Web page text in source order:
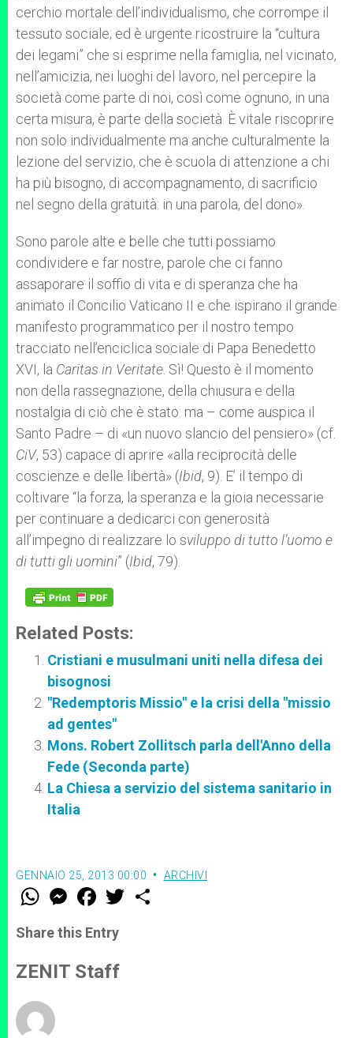
cerchio mortale dell’individualismo, che corrompe il
tessuto sociale; ed è urgente ricostruire la “cultura
dei legami” che si esprime nella famiglia, nel vicinato,
nell’amicizia, nei luoghi del lavoro, nel percepire la
società come parte di noi, così come ognuno, in una
certa misura, è parte della società. È vitale riscoprire
non solo individualmente ma anche culturalmente la
lezione del servizio, che è scuola di attenzione a chi
ha più bisogno, di accompagnamento, di sacrificio
nel segno della gratuità: in una parola, del dono».
Sono parole alte e belle che tutti possiamo
condividere e far nostre, parole che ci fanno
assaporare il soffio di vita e di speranza che ha
animato il Concilio Vaticano II e che ispirano il grande
manifesto programmatico per il nostro tempo
tracciato nell’enciclica sociale di Papa Benedetto
XVI, la Caritas in Veritate . Sì! Questo è il momento
non della rassegnazione, della chiusura e della
nostalgia di ciò che è stato: ma – come auspica il
Santo Padre – di «un nuovo slancio del pensiero» (cf.
CiV, 53) capace di aprire «alla reciprocità delle
coscienze e delle libertà» (Ibid, 9). E’ il tempo di
coltivare “la forza, la speranza e la gioia necessarie
per continuare a dedicarci con generosità
all’impegno di realizzare lo sviluppo di tutto l’uomo e
di tutti gli uomini” (Ibid, 79).
Related Posts:
Cristiani e musulmani uniti nella difesa dei
bisognosi
"Redemptoris Missio" e la crisi della "missio
ad gentes"
Mons. Robert Zollitsch parla dell'Anno della
Fede (Seconda parte)
La Chiesa a servizio del sistema sanitario in
Italia
GENNAIO 25, 2013 00:00 ARCHIVI
W
t
s
p
p
M
e
s
e
g
e
F
a
e
b
o
k
w
Share this Entry
ZENIT Staff